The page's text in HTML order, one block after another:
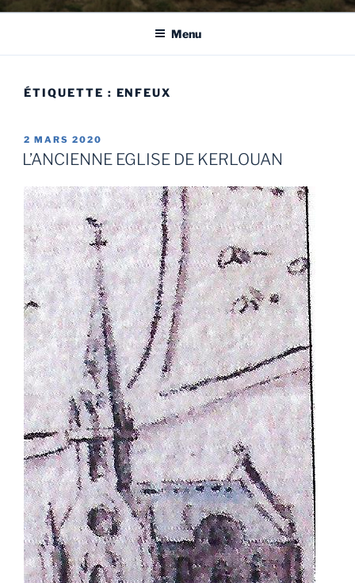
Menu
ÉTIQUETTE : ENFEUX
PUBLIÉ
LE
2 MARS 2020
L’ANCIENNE EGLISE DE KERLOUAN